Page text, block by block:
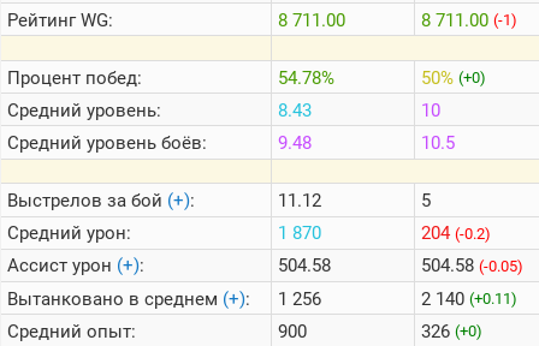
РейтингWG:
Процент побед:
Средний уровень:
Средний уровень боёв:
Выстрелов за бой (+):
Средний урон:
Ассист урон (+):
Вытанковано в среднем (+):
Средний опыт:
8 711.00
54.78%
8.43
9.48
11.12
1 870
504.58
1 256
900
8 711.00 (-1)
50% (+0)
10
10.5
5
204 (-0.2)
504.58 (-0.05)
2 140 (+0.11)
326 (+0)